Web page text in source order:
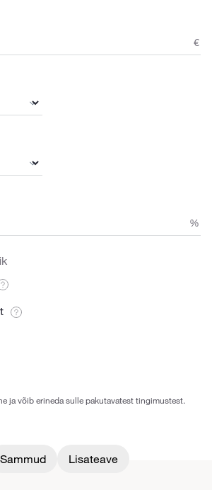
€
%
ja võib erineda sulle pakutavatest tingimustest.
Sammud Lisateave